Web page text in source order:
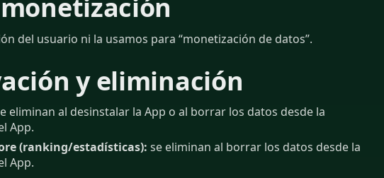
del usuario ni la usamos para “monetización de datos”.
y eliminación
eliminan al desinstalar la App o al borrar los datos desde la
App.
(ranking/estadísticas): se eliminan al borrar los datos desde la
App.